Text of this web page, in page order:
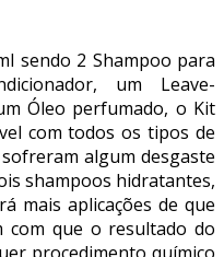
sendo 2 Shampoo para
um Leave-
Óleo perfumado, o Kit
com todos os tipos de
algum desgaste
shampoos hidratantes,
mais aplicações de que
com que o resultado do